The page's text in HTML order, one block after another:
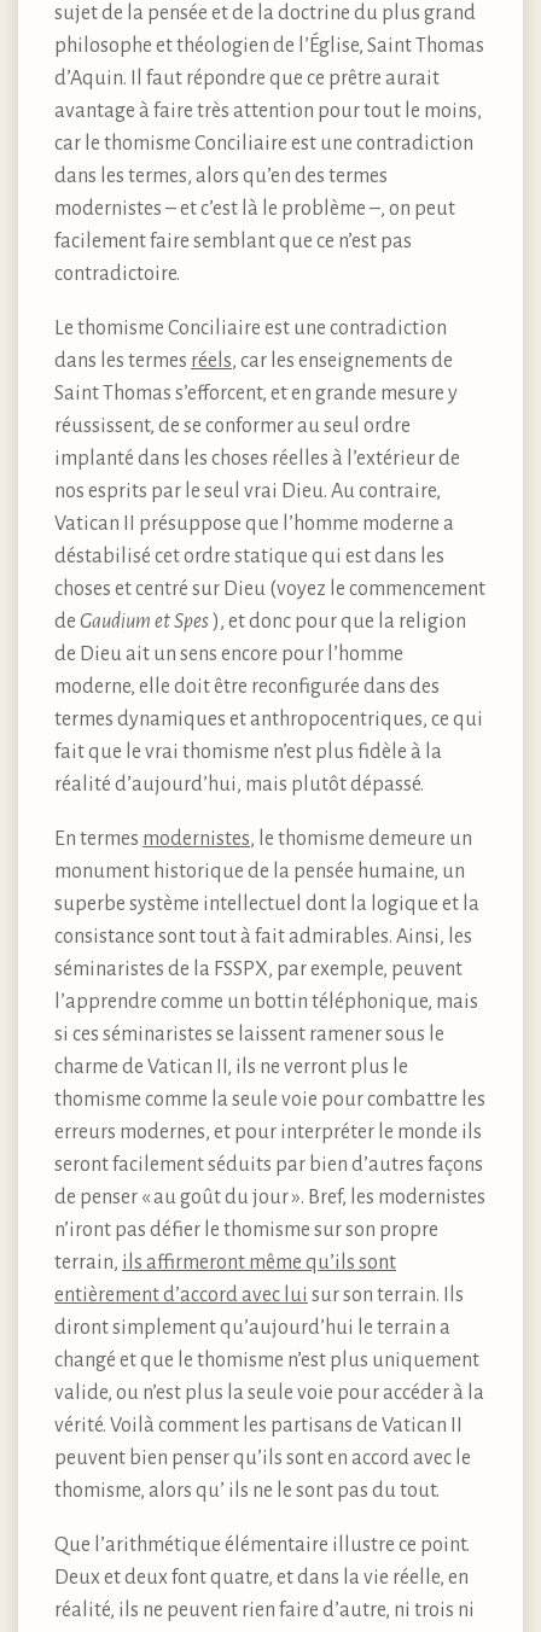
sujet de la pensée et de la doctrine du plus grand
philosophe et théologien de l’Église, Saint Thomas
d’Aquin. Il faut répondre que ce prêtre aurait
avantage à faire très attention pour tout le moins,
car le thomisme Conciliaire est une contradiction
dans les termes, alors qu’en des termes
modernistes – et c’est là le problème –, on peut
facilement faire semblant que ce n’est pas
contradictoire.
Le thomisme Conciliaire est une contradiction
dans les termes réels, car les enseignements de
Saint Thomas s’efforcent, et en grande mesure y
réussissent, de se conformer au seul ordre
implanté dans les choses réelles à l’extérieur de
nos esprits par le seul vrai Dieu. Au contraire,
Vatican II présuppose que l’homme moderne a
déstabilisé cet ordre statique qui est dans les
choses et centré sur Dieu (voyez le commencement
de Gaudium et Spes), et donc pour que la religion
de Dieu ait un sens encore pour l’homme
moderne, elle doit être reconfigurée dans des
termes dynamiques et anthropocentriques, ce qui
fait que le vrai thomisme n’est plus fidèle à la
réalité d’aujourd’hui, mais plutôt dépassé.
En termes modernistes, le thomisme demeure un
monument historique de la pensée humaine, un
superbe système intellectuel dont la logique et la
consistance sont tout à fait admirables. Ainsi, les
séminaristes de la FSSPX, par exemple, peuvent
l’apprendre comme un bottin téléphonique, mais
si ces séminaristes se laissent ramener sous le
charme de Vatican II, ils ne verront plus le
thomisme comme la seule voie pour combattre les
erreurs modernes, et pour interpréter le monde ils
seront facilement séduits par bien d’autres façons
de penser « au goût du jour ». Bref, les modernistes
n’iront pas défier le thomisme sur son propre
terrain, ils affirmeront même qu’ils sont
entièrement d’accord avec lui sur son terrain. Ils
diront simplement qu’aujourd’hui le terrain a
changé et que le thomisme n’est plus uniquement
valide, ou n’est plus la seule voie pour accéder à la
vérité. Voilà comment les partisans de Vatican II
peuvent bien penser qu’ils sont en accord avec le
thomisme, alors qu’ ils ne le sont pas du tout.
Que l’arithmétique élémentaire illustre ce point.
Deux et deux font quatre, et dans la vie réelle, en
réalité, ils ne peuvent rien faire d’autre, ni trois ni